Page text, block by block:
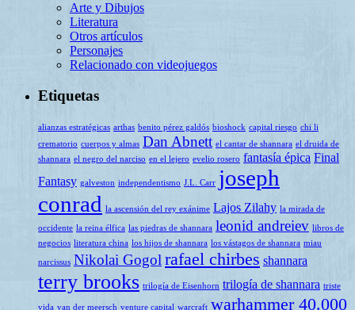
Arte y Dibujos
Literatura
Otros artículos
Personajes
Relacionado con videojuegos
Etiquetas
alianzas estratégicas arthas benito pérez galdós bioshock capital riesgo chi li
crematorio cuerpos y almas Dan Abnett el cantar de shannara el druida de
shannara el negro del narciso en el lejero evelio rosero fantasía épica Final
Fantasy galveston independentismo J.L. Carr joseph
conrad la ascensión del rey exánime Lajos Zilahy la mirada de
occidente la reina élfica las piedras de shannara leonid andreiev libros de
negocios literatura china los hijos de shannara los vástagos de shannara miau
narcissus Nikolai Gogolrafael chirbes shannara
terry brooks trilogía de Eisenhorn trilogía de shannara triste
vida van der meersch venture capital warcraft warhammer 40.000